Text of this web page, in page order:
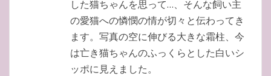
した猫ちゃんを思って…、そんな飼い主
の愛猫への憐憫の情が切々と伝わってき
ます。写真の空に伸びる大きな霜柱、今
は亡き猫ちゃんのふっくらとした白いシ
ッポに見えました。